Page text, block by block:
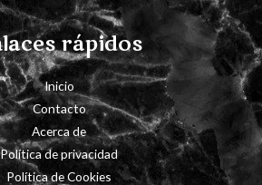
rápidos
Inicio
Contacto
Acerca de
Política de privacidad
Política de Cookies